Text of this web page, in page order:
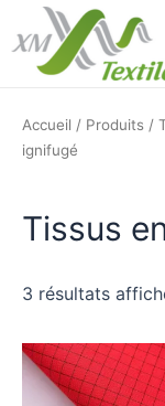
contenu
Accueil / Produits /
ignifugé
Tissus
3 résultats